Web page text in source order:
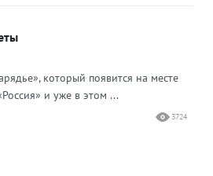
который появится на месте
и уже в этом ...
3724